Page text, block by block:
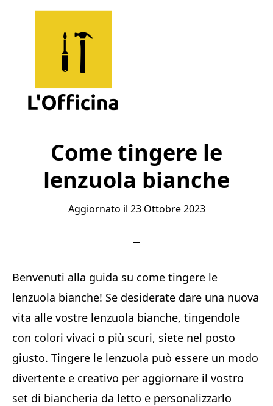
Imparare
Come tingere le
lenzuola bianche
Aggiornato il 23 Ottobre 2023
Benvenuti alla guida su come tingere le
lenzuola bianche! Se desiderate dare una nuova
vita alle vostre lenzuola bianche, tingendole
con colori vivaci o più scuri, siete nel posto
giusto. Tingere le lenzuola può essere un modo
divertente e creativo per aggiornare il vostro
set di biancheria da letto e personalizzarlo